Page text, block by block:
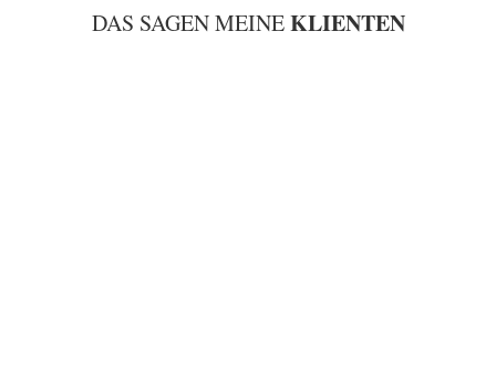
DAS SAGEN MEINEKLIENTEN